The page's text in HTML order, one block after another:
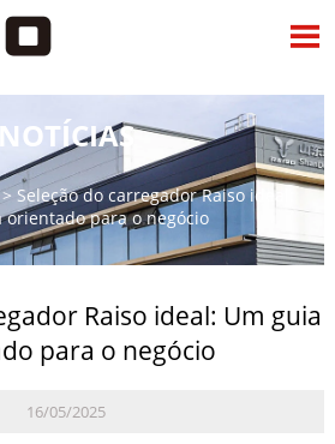

NOTÍCIAS
> Seleção do carregador Raiso ideal:
orientado para o negócio
Raiso ideal: Um guia
para o negócio
16/05/2025